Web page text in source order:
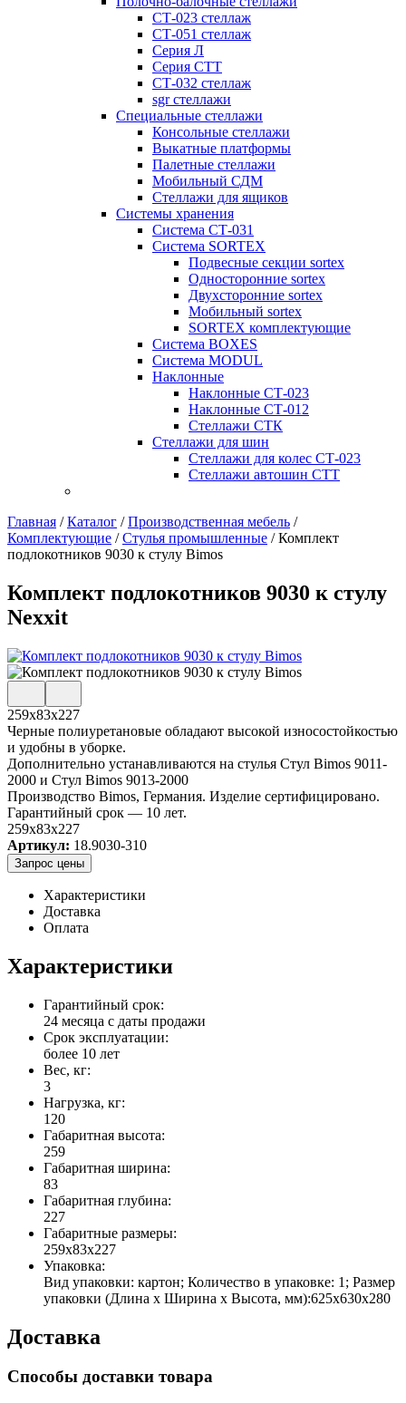
СТ-023 стеллаж
СТ-051 стеллаж
Серия Л
Серия СТТ
СТ-032 стеллаж
sgr стеллажи
Специальные стеллажи
Консольные стеллажи
Выкатные платформы
Палетные стеллажи
Мобильный СДМ
Стеллажи для ящиков
Системы хранения
Система СТ-031
Система SORTEX
Подвесные секции sortex
Односторонние sortex
Двухсторонние sortex
Мобильный sortex
SORTEX комплектующие
Система BOXES
Система MODUL
Наклонные
Наклонные СТ-023
Наклонные СТ-012
Стеллажи СТК
Стеллажи для шин
Стеллажи для колес СТ-023
Стеллажи автошин СТТ
Главная /Каталог /Производственная мебель /
Комплектующие /Стулья промышленные /Комплект
подлокотников 9030 к стулу Bimos
Комплект подлокотников 9030 к стулу
Nexxit
259х83х227
Черные полиуретановые обладают высокой износостойкостью
и удобны в уборке.
Дополнительно устанавливаются на стулья Стул Bimos 9011-
2000 и Стул Bimos 9013-2000
Производство Bimos, Германия. Изделие сертифицировано.
Гарантийный срок — 10 лет.
259x83x227
Артикул: 18.9030-310
Запрос цены
Характеристики
Доставка
Оплата
Характеристики
Гарантийный срок:
24 месяца с даты продажи
Срок эксплуатации:
более 10 лет
Вес, кг:
3
Нагрузка, кг:
120
Габаритная высота:
259
Габаритная ширина:
83
Габаритная глубина:
227
Габаритные размеры:
259x83x227
Упаковка:
Вид упаковки: картон; Количество в упаковке: 1; Размер
упаковки (Длина х Ширина х Высота, мм):625х630х280
Доставка
Способы доставки товара